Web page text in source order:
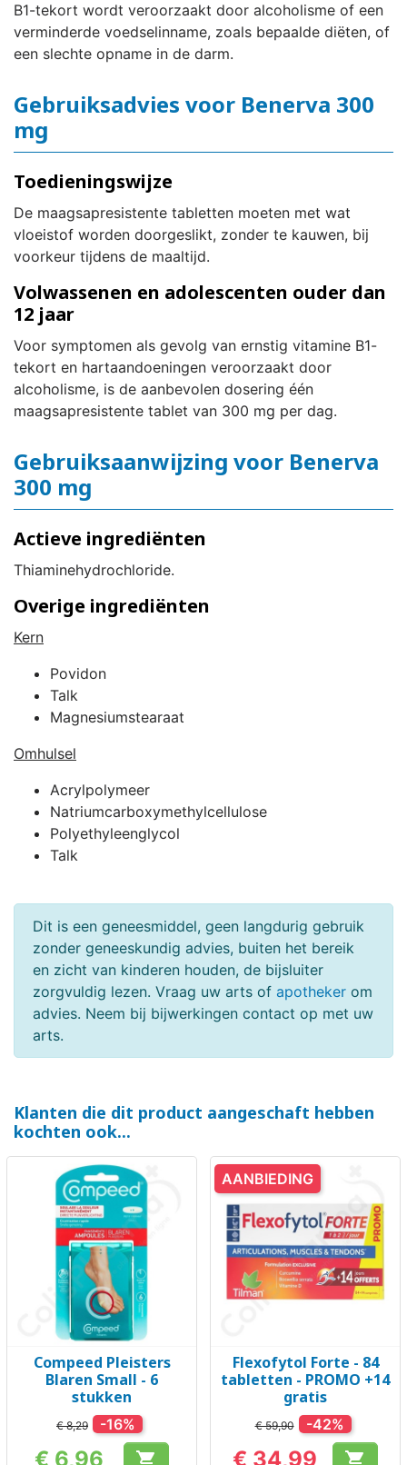
B1-tekort wordt veroorzaakt door alcoholisme of een
verminderde voedselinname, zoals bepaalde diëten, of
een slechte opname in de darm.
Gebruiksadvies voor Benerva 300
mg
Toedieningswijze
De maagsapresistente tabletten moeten met wat
vloeistof worden doorgeslikt, zonder te kauwen, bij
voorkeur tijdens de maaltijd.
Volwassenen en adolescenten ouder dan
12 jaar
Voor symptomen als gevolg van ernstig vitamine B1-
tekort en hartaandoeningen veroorzaakt door
alcoholisme, is de aanbevolen dosering één
maagsapresistente tablet van 300 mg per dag.
Gebruiksaanwijzing voor Benerva
300 mg
Actieve ingrediënten
Thiaminehydrochloride.
Overige ingrediënten
Kern
Povidon
Talk
Magnesiumstearaat
Omhulsel
Acrylpolymeer
Natriumcarboxymethylcellulose
Polyethyleenglycol
Talk
Dit is een geneesmiddel, geen langdurig gebruik
zonder geneeskundig advies, buiten het bereik
en zicht van kinderen houden, de bijsluiter
zorgvuldig lezen. Vraag uw arts of apotheker om
advies. Neem bij bijwerkingen contact op met uw
arts.
Klanten die dit product aangeschaft hebben
kochten ook...
Compeed Pleisters
Blaren Small - 6
stukken
€ 8,29 -16%
€ 6,96 
Flexofytol Forte - 84
tabletten - PROMO +14
gratis
€ 59,90 -42%
€ 34,99 
AANBIEDING